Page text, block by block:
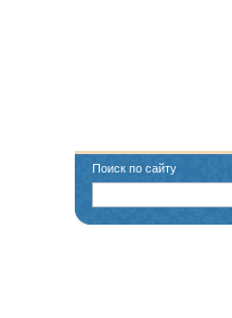
Поиск по сайту